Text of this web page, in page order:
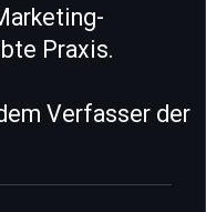
Praxis.
Verfasser der